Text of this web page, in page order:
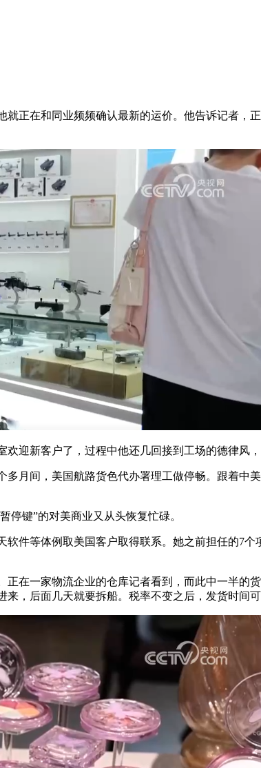
在和同业频频确认最新的运价。他告诉记者，
新客户了，过程中他还几回接到工场的德律风，
间，美国航路货色代办署理工做停畅。跟着中
键”的对美商业又从头恢复忙碌。
等体例取美国客户取得联系。她之前担任的7个
一家物流企业的仓库记者看到，而此中一半的
，后面几天就要拆船。税率不变之后，发货时间